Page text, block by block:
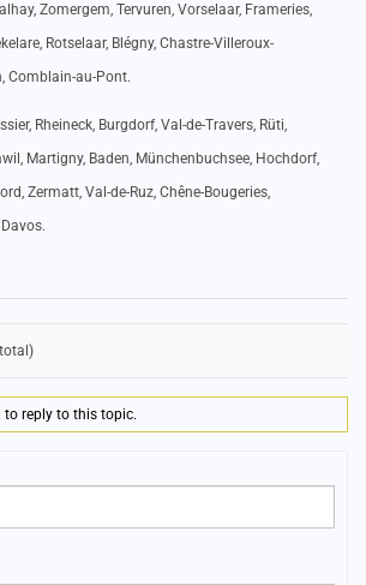
Zomergem, Tervuren, Vorselaar, Frameries,
Rotselaar, Blégny, Chastre-Villeroux-
Comblain-au-Pont.
Rheineck, Burgdorf, Val-de-Travers, Rüti,
Martigny, Baden, Münchenbuchsee, Hochdorf,
Zermatt, Val-de-Ruz, Chêne-Bougeries,
to reply to this topic.